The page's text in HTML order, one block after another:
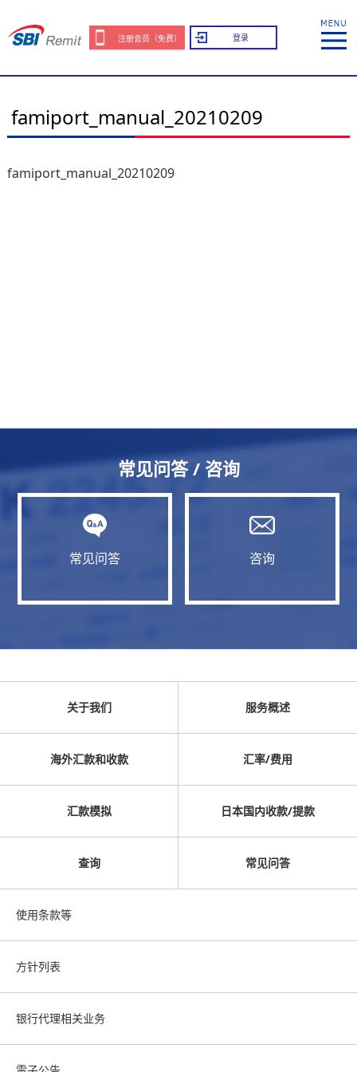
注册会员（免费） 登录
famiport_manual_20210209
famiport_manual_20210209
常见问答 / 咨询
常见问答 咨询
关于我们 服务概述
海外汇款和收款 汇率/费用
汇款模拟 日本国内收款/提款
查询 常见问答
使用条款等
方针列表
银行代理相关业务